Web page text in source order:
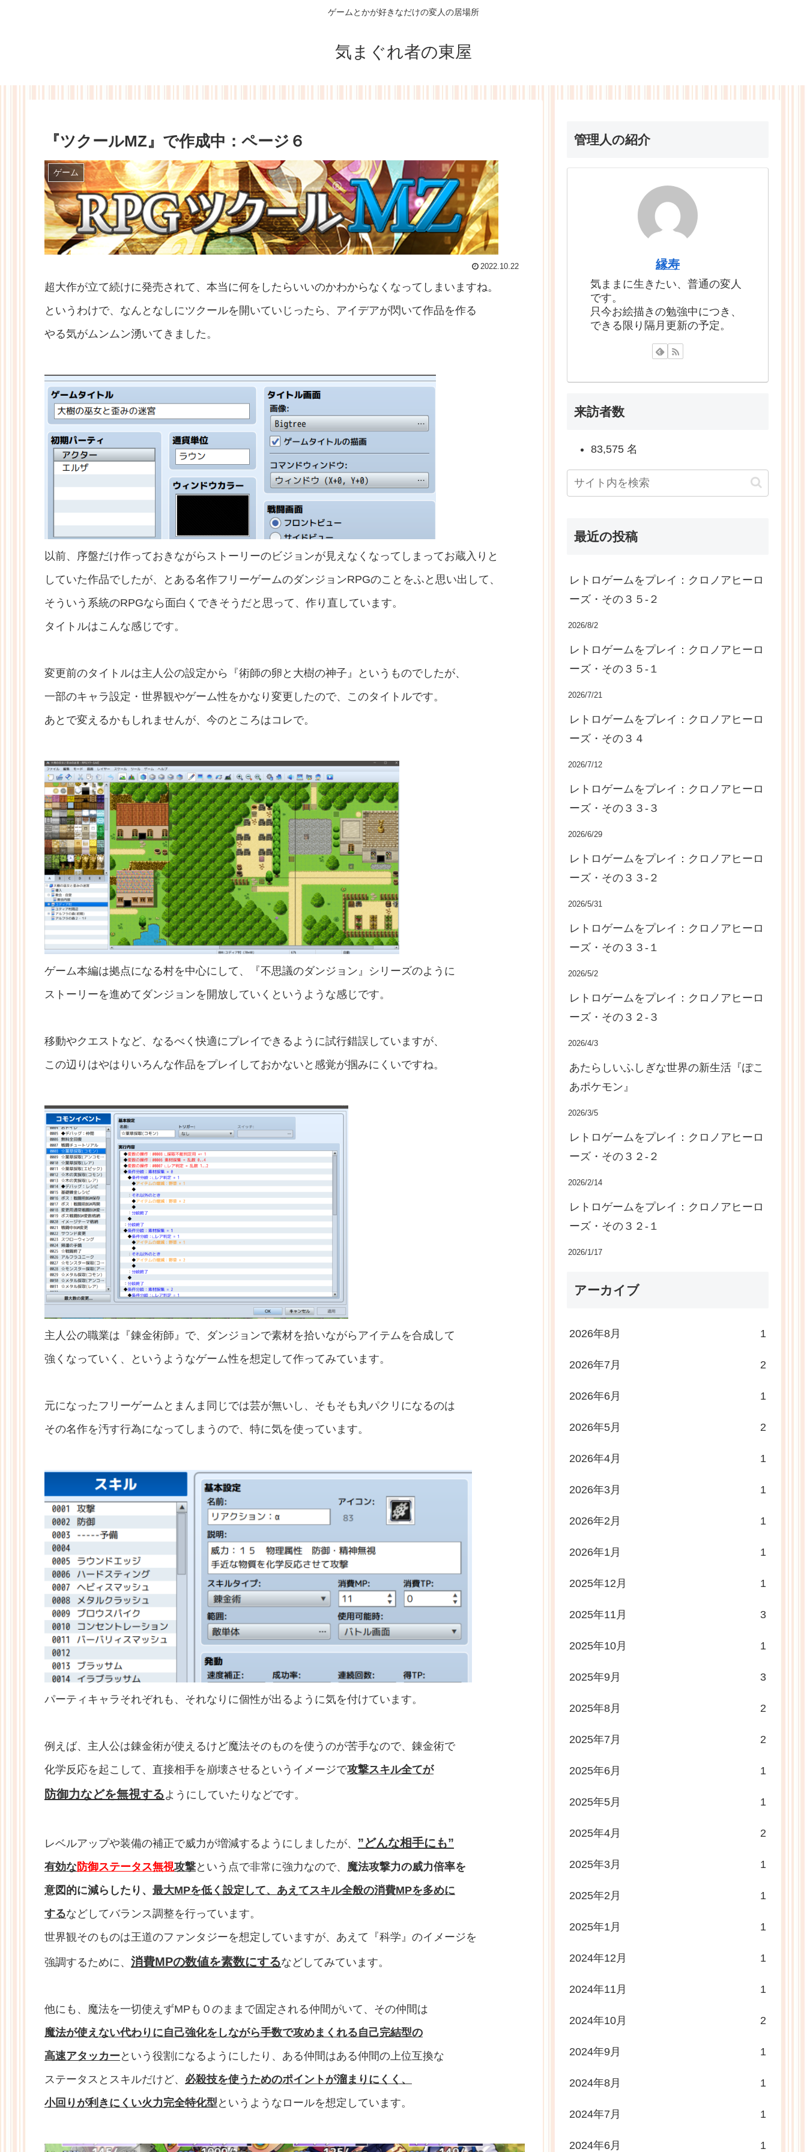
ゲームとかが好きなだけの変人の居場所
気まぐれ者の東屋
『ツクールMZ』で作成中：ページ６
ゲーム
2022.10.22
超大作が立て続けに発売されて、本当に何をしたらいいのかわからなくなってしまいますね。
というわけで、なんとなしにツクールを開いていじったら、アイデアが閃いて作品を作る
やる気がムンムン湧いてきました。
以前、序盤だけ作っておきながらストーリーのビジョンが見えなくなってしまってお蔵入りと
していた作品でしたが、とある名作フリーゲームのダンジョンRPGのことをふと思い出して、
そういう系統のRPGなら面白くできそうだと思って、作り直しています。
タイトルはこんな感じです。
変更前のタイトルは主人公の設定から『術師の卵と大樹の神子』というものでしたが、
一部のキャラ設定・世界観やゲーム性をかなり変更したので、このタイトルです。
あとで変えるかもしれませんが、今のところはコレで。
ゲーム本編は拠点になる村を中心にして、『不思議のダンジョン』シリーズのように
ストーリーを進めてダンジョンを開放していくというような感じです。
移動やクエストなど、なるべく快適にプレイできるように試行錯誤していますが、
この辺りはやはりいろんな作品をプレイしておかないと感覚が掴みにくいですね。
主人公の職業は『錬金術師』で、ダンジョンで素材を拾いながらアイテムを合成して
強くなっていく、というようなゲーム性を想定して作ってみています。
元になったフリーゲームとまんま同じでは芸が無いし、そもそも丸パクリになるのは
その名作を汚す行為になってしまうので、特に気を使っています。
パーティキャラそれぞれも、それなりに個性が出るように気を付けています。
例えば、主人公は錬金術が使えるけど魔法そのものを使うのが苦手なので、錬金術で
化学反応を起こして、直接相手を崩壊させるというイメージで攻撃スキル全てが
防御力などを無視する ようにしていたりなどです。
レベルアップや装備の補正で威力が増減するようにしましたが、 ”どんな相手にも”
有効な防御ステータス無視攻撃という点で非常に強力なので、 魔法攻撃力の威力倍率を
意図的に減らしたり、 最大MPを低く設定して、あえてスキル全般の消費MPを多めに
するなどしてバランス調整を行っています。
世界観そのものは王道のファンタジーを想定していますが、あえて『科学』のイメージを
強調するために、 消費MPの数値を素数にするなどしてみています。
他にも、魔法を一切使えずMPも０のままで固定される仲間がいて、その仲間は
魔法が使えない代わりに自己強化をしながら手数で攻めまくれる自己完結型の
高速アタッカーという役割になるようにしたり、ある仲間はある仲間の上位互換な
ステータスとスキルだけど、 必殺技を使うためのポイントが溜まりにくく、
小回りが利きにくい火力完全特化型 というようなロールを想定しています。
管理人の紹介
縁寿
気ままに生きたい、普通の変人
です。
只今お絵描きの勉強中につき、
できる限り隔月更新の予定。
来訪者数
83,575 名
最近の投稿
レトロゲームをプレイ：クロノアヒーロ
ーズ・その３５-２
2026/8/2
レトロゲームをプレイ：クロノアヒーロ
ーズ・その３５-１
2026/7/21
レトロゲームをプレイ：クロノアヒーロ
ーズ・その３４
2026/7/12
レトロゲームをプレイ：クロノアヒーロ
ーズ・その３３-３
2026/6/29
レトロゲームをプレイ：クロノアヒーロ
ーズ・その３３-２
2026/5/31
レトロゲームをプレイ：クロノアヒーロ
ーズ・その３３-１
2026/5/2
レトロゲームをプレイ：クロノアヒーロ
ーズ・その３２-３
2026/4/3
あたらしいふしぎな世界の新生活『ぽこ
あポケモン』
2026/3/5
レトロゲームをプレイ：クロノアヒーロ
ーズ・その３２-２
2026/2/14
レトロゲームをプレイ：クロノアヒーロ
ーズ・その３２-１
2026/1/17
アーカイブ
2026年8月 1
2026年7月 2
2026年6月 1
2026年5月 2
2026年4月 1
2026年3月 1
2026年2月 1
2026年1月 1
2025年12月 1
2025年11月 3
2025年10月 1
2025年9月 3
2025年8月 2
2025年7月 2
2025年6月 1
2025年5月 1
2025年4月 2
2025年3月 1
2025年2月 1
2025年1月 1
2024年12月 1
2024年11月 1
2024年10月 2
2024年9月 1
2024年8月 1
2024年7月 1
2024年6月 1